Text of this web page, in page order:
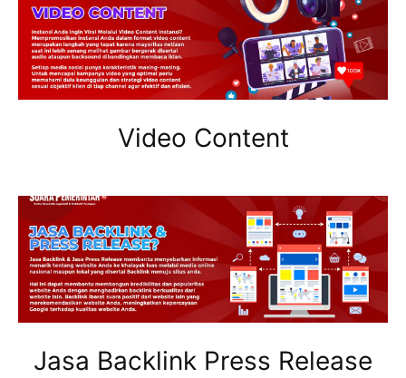
Video Content
Jasa Backlink Press Release